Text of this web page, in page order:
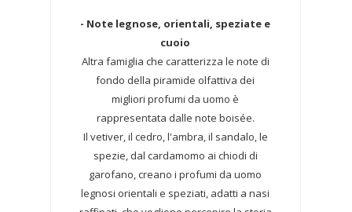
- Note legnose, orientali, speziate e
cuoio
Altra famiglia che caratterizza le note di
fondo della piramide olfattiva dei
migliori profumi da uomo è
rappresentata dalle note boisée.
Il vetiver, il cedro, l'ambra, il sandalo, le
spezie, dal cardamomo ai chiodi di
garofano, creano i profumi da uomo
legnosi orientali e speziati, adatti a nasi